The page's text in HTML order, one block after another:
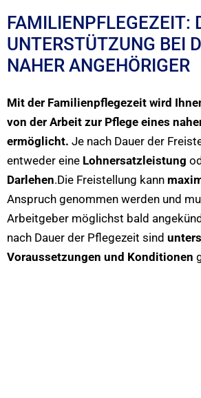
FAMILIENPFLEGEZEIT:
UNTERSTÜTZUNG BEI
NAHER ANGEHÖRIGER
Mit der Familienpflegezeit wird
von der Arbeit zur Pflege eines
ermöglicht. Je nach Dauer der
entweder eine Lohnersatzleistung
Darlehen.Die Freistellung kann
Anspruch genommen werden und
Arbeitgeber möglichst bald
nach Dauer der Pflegezeit sind
Voraussetzungen und Konditionen